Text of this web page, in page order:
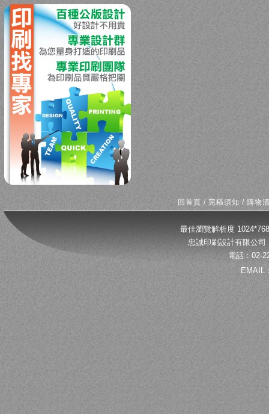
回首頁 /完稿須知 /購物
最佳瀏覽解析度
忠誠印刷設計有限公
電話：02-
EMAIL